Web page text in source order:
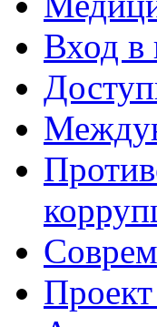
Вход в